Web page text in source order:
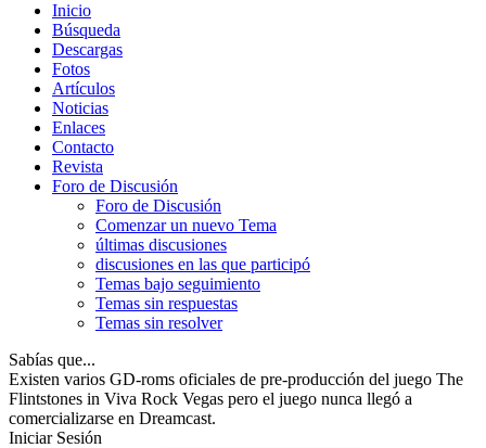
Inicio
Búsqueda
Descargas
Fotos
Artículos
Noticias
Enlaces
Contacto
Revista
Foro de Discusión
Foro de Discusión
Comenzar un nuevo Tema
últimas discusiones
discusiones en las que participó
Temas bajo seguimiento
Temas sin respuestas
Temas sin resolver
Sabías que...
Existen varios GD-roms oficiales de pre-producción del juego The
Flintstones in Viva Rock Vegas pero el juego nunca llegó a
comercializarse en Dreamcast.
Iniciar Sesión